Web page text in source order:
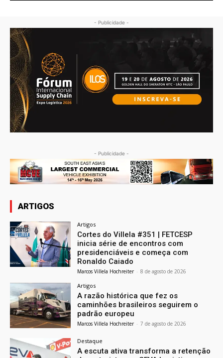
- Publicidade -
- Publicidade -
ARTIGOS
Artigos
Cortes do Villela #351 | FETCESP
inicia série de encontros com
presidenciáveis e começa com
Ronaldo Caiado
Marcos Villela Hochreiter - 8 de agosto de 2026
Artigos
A razão histórica que fez os
caminhões brasileiros seguirem o
padrão europeu
Marcos Villela Hochreiter - 7 de agosto de 2026
Destaque
A escuta ativa transforma a retenção